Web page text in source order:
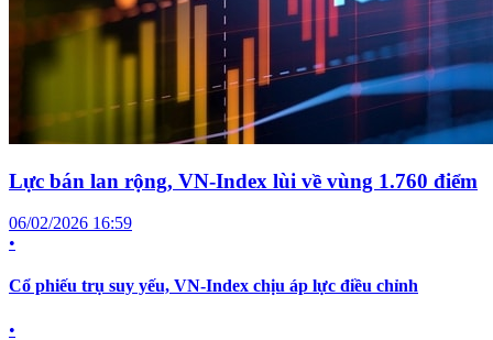
Lực bán lan rộng, VN-Index lùi về vùng 1.760 điểm
06/02/2026 16:59
•
Cổ phiếu trụ suy yếu, VN-Index chịu áp lực điều chỉnh
•